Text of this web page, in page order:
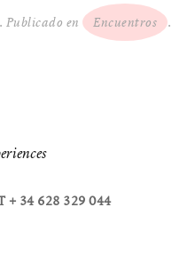
. Publicado en Encuentros .
+ 34 628 329 044